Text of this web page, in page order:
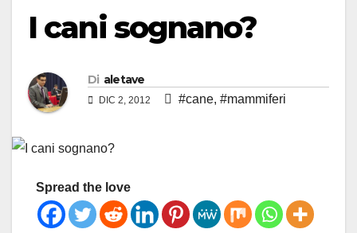
I cani sognano?
Di aletave
DIC 2, 2012 #cane, #mammiferi
Spread the love